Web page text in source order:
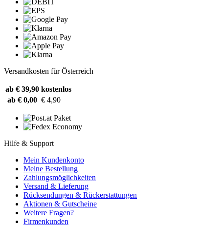
Versandkosten für Österreich
ab € 39,90 kostenlos
ab € 0,00 € 4,90
Hilfe & Support
Mein Kundenkonto
Meine Bestellung
Zahlungsmöglichkeiten
Versand & Lieferung
Rücksendungen & Rückerstattungen
Aktionen & Gutscheine
Weitere Fragen?
Firmenkunden